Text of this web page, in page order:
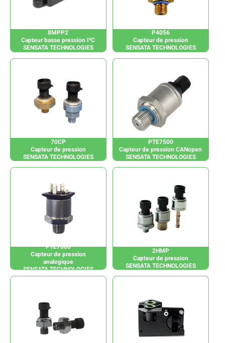
8MPP2
Capteur basse pression I²C
SENSATA TECHNOLOGIES
P4056
Capteur de pression
SENSATA TECHNOLOGIES
70CP
Capteur de pression
SENSATA TECHNOLOGIES
PTE7500
Capteur de pression CANopen
SENSATA TECHNOLOGIES
PTE7000
Capteur de pression
analogique
SENSATA TECHNOLOGIES
2HMP
Capteur de pression
SENSATA TECHNOLOGIES